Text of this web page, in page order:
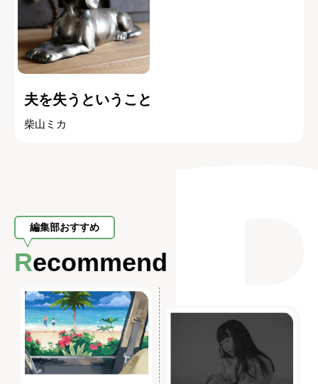
夫を失うということ
柴山ミカ
編集部おすすめ
Recommend